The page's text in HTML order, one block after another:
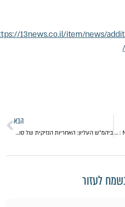
https://13news.co.il/item/news/
עו"ד גיא קלינבוים במאמר מרתק ל-N12 : מסמכי פנדורה חשפו: גם משקיע פשוט יכול להשקיע בחברות אוף שור
הבא
ביהמ"ש העליון: האחריות הנזיקית של סוכני מכס שנהגו שלא לפי נוהלי שחרור המטענים חלה גם על צדדים שלישיים
לעזור